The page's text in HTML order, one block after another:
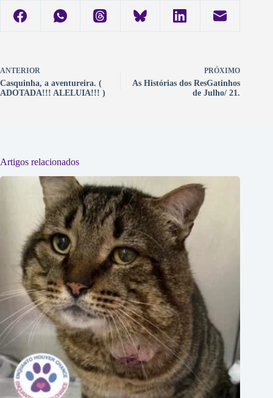
ANTERIOR
Casquinha, a aventureira. (
ADOTADA!!! ALELUIA!!! )
PRÓXIMO
As Histórias dos ResGatinhos
de Julho/ 21.
Artigos relacionados